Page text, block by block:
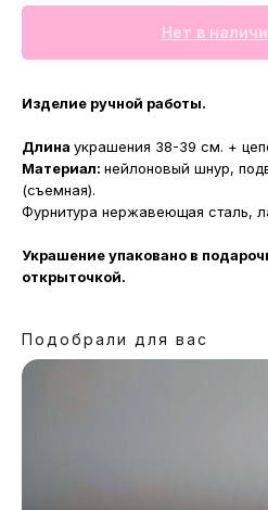
Нет в
Изделие ручной работы.
Длина украшения 38-39 см. +
Материал: нейлоновый шнур,
(съемная).
Фурнитура нержавеющая сталь,
Украшение упаковано в
открыточкой.
Подобрали для вас